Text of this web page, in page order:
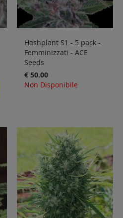
Hashplant S1 - 5 pack -
Femminizzati - ACE
Seeds
€ 50.00
Non Disponibile